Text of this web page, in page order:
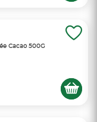
Cacao 500G